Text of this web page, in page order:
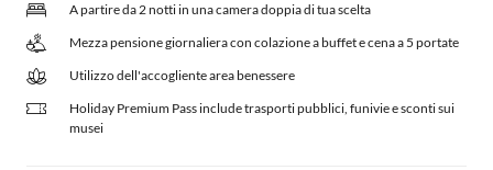
A partire da 2 notti in una camera doppia di tua scelta
Mezza pensione giornaliera con colazione a buffet e cena a 5 portate
Utilizzo dell'accogliente area benessere
Holiday Premium Pass include trasporti pubblici, funivie e sconti sui
musei